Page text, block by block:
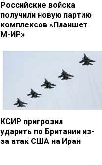
Российские войска
получили новую партию
комплексов «Планшет
М-ИР»
КСИР пригрозил
ударить по Британии из-
за атак США на Иран